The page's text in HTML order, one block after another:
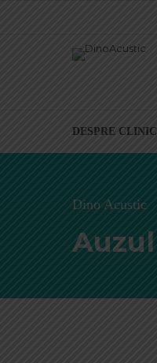
DESPRE
Dino Acustic
Auzul